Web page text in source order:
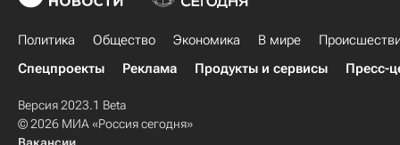
Политика Общество Экономика В мире
Спецпроекты
Реклама Продукты и сервисы Пресс-
Версия 2023.1 Beta
© 2026 МИА «Россия сегодня»